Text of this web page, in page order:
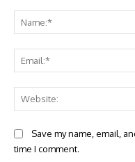
Save my name, email,
time I comment.